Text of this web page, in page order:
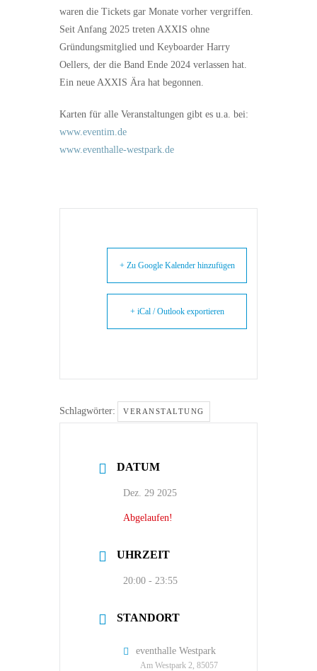
waren die Tickets gar Monate vorher vergriffen.
Seit Anfang 2025 treten AXXIS ohne
Gründungsmitglied und Keyboarder Harry
Oellers, der die Band Ende 2024 verlassen hat.
Ein neue AXXIS Ära hat begonnen.
Karten für alle Veranstaltungen gibt es u.a. bei:
www.eventim.de
www.eventhalle-westpark.de
+ Zu Google Kalender hinzufügen
+ iCal / Outlook exportieren
Schlagwörter: VERANSTALTUNG
DATUM
Dez. 29 2025
Abgelaufen!
UHRZEIT
20:00 - 23:55
STANDORT
eventhalle Westpark
Am Westpark 2, 85057